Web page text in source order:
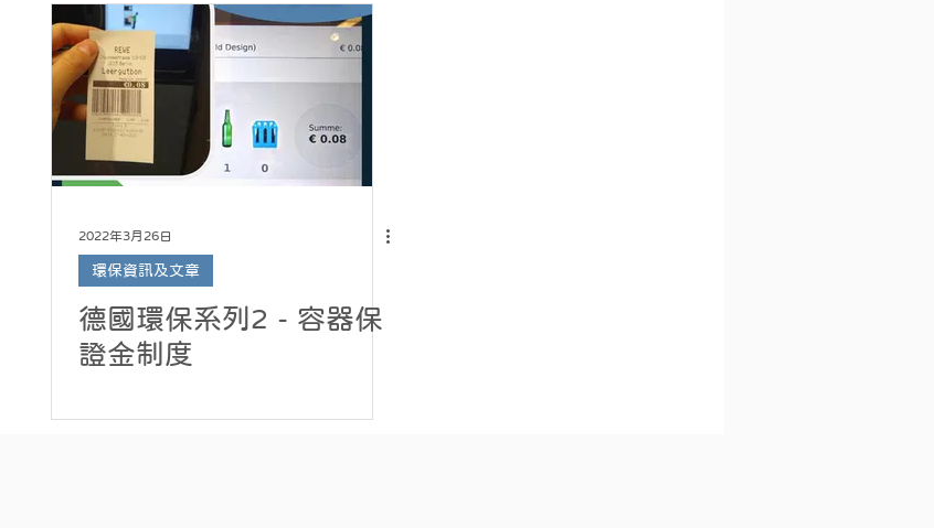
環保新聞回顧 環保資訊及文章
海岸清潔 企業社會責任 拾起希望 海岸清潔大行動
2022年3月26日
環保資訊及文章
德國環保系列2 - 容器保
證金制度